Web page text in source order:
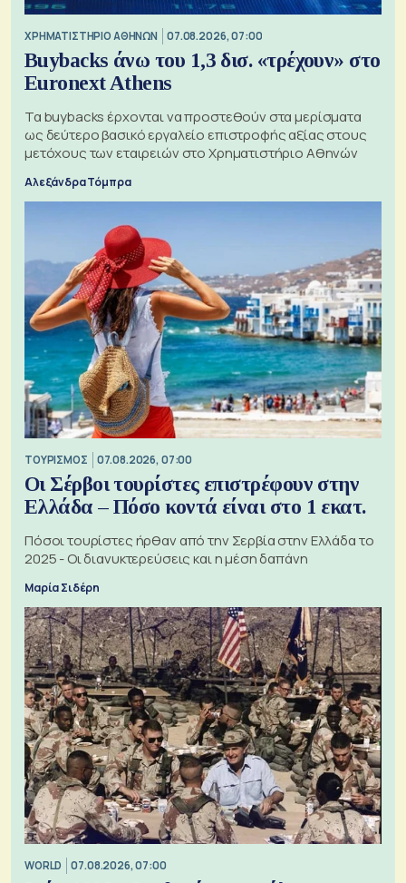
XΡΗΜΑΤΙΣΤΗΡΙΟ ΑΘΗΝΩΝ 07.08.2026, 07:00
Buybacks άνω του 1,3 δισ. «τρέχουν» στο
Euronext Athens
Τα buybacks έρχονται να προστεθούν στα μερίσματα
ως δεύτερο βασικό εργαλείο επιστροφής αξίας στους
μετόχους των εταιρειών στο Χρηματιστήριο Αθηνών
Αλεξάνδρα Τόμπρα
ΤΟΥΡΙΣΜΟΣ 07.08.2026, 07:00
Οι Σέρβοι τουρίστες επιστρέφουν στην
Ελλάδα – Πόσο κοντά είναι στο 1 εκατ.
Πόσοι τουρίστες ήρθαν από την Σερβία στην Ελλάδα το
2025 - Οι διανυκτερεύσεις και η μέση δαπάνη
Μαρία Σιδέρη
WORLD 07.08.2026, 07:00